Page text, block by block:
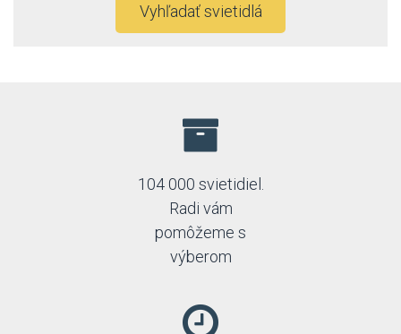
Vyhľadať svietidlá
104 000 svietidiel.
Radi vám
pomôžeme s
výberom